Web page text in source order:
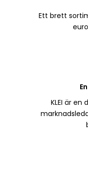
Ett brett
KLEI är en